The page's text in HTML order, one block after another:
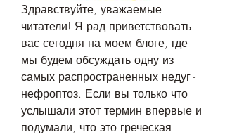
Здравствуйте, уважаемые
читатели! Я рад приветствовать
вас сегодня на моем блоге, где
мы будем обсуждать одну из
самых распространенных недуг -
нефроптоз. Если вы только что
услышали этот термин впервые и
подумали, что это греческая